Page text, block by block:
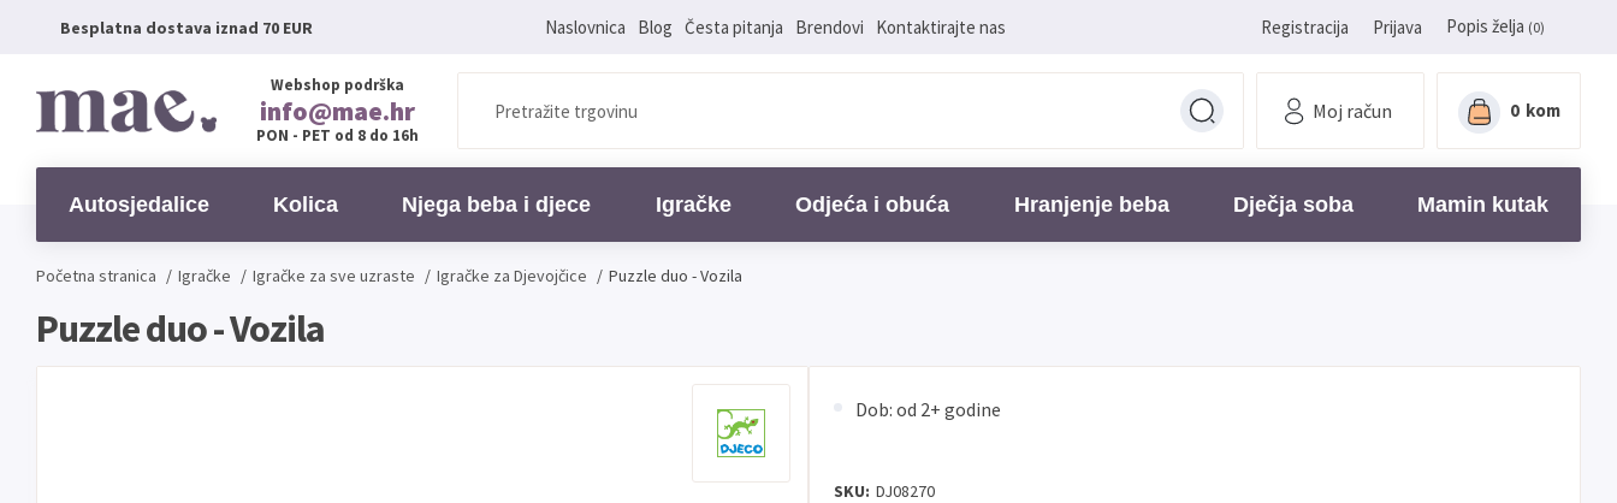
Besplatna dostava iznad 70 EUR Naslovnica Blog Česta pitanja Brendovi Kontaktirajte nas Registracija Prijava Popis želja (0)
Webshop podrška
info@mae.hr
PON - PET od 8 do 16h
Moj račun 0 kom
Autosjedalice Kolica Njega beba i djece Igračke Odjeća i obuća Hranjenje beba Dječja soba Mamin kutak
Početna stranica / Igračke / Igračke za sve uzraste / Igračke za Djevojčice / Puzzle duo - Vozila
Puzzle duo - Vozila
Dob: od 2+ godine
SKU: DJ08270